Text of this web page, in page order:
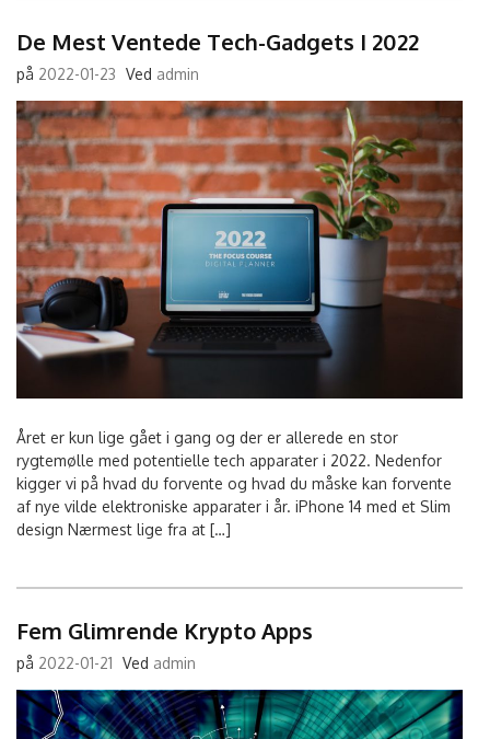
De Mest Ventede Tech-Gadgets I 2022
på 2022-01-23 Ved admin
Året er kun lige gået i gang og der er allerede en stor
rygtemølle med potentielle tech apparater i 2022. Nedenfor
kigger vi på hvad du forvente og hvad du måske kan forvente
af nye vilde elektroniske apparater i år. iPhone 14 med et Slim
design Nærmest lige fra at […]
Fem Glimrende Krypto Apps
på 2022-01-21 Ved admin